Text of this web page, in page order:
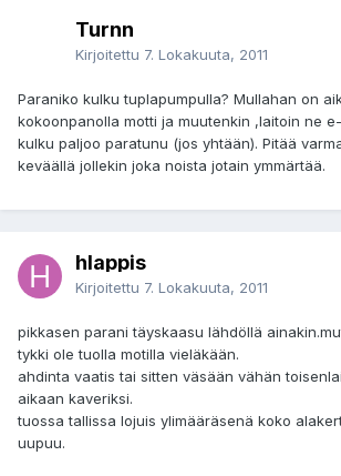
Turnn
Kirjoitettu 7. Lokakuuta, 2011
Paraniko kulku tuplapumpulla? Mullahan on
kokoonpanolla motti ja muutenkin ,laitoin ne
kulku paljoo paratunu (jos yhtään). Pitää
keväällä jollekin joka noista jotain ymmärtää.
hlappis
Kirjoitettu 7. Lokakuuta, 2011
pikkasen parani täyskaasu lähdöllä
tykki ole tuolla motilla vieläkään.
ahdinta vaatis tai sitten väsään vähän
aikaan kaveriksi.
tuossa tallissa lojuis ylimääräsenä koko
uupuu.